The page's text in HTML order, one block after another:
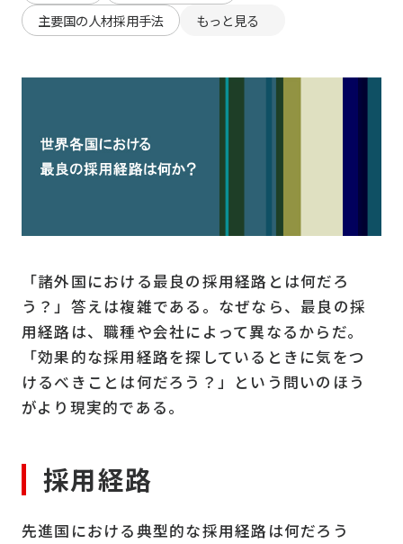
主要国の人材採用手法
もっと見る
「諸外国における最良の採用経路とは何だろ
う？」答えは複雑である。なぜなら、最良の採
用経路は、職種や会社によって異なるからだ。
「効果的な採用経路を探しているときに気をつ
けるべきことは何だろう？」という問いのほう
がより現実的である。
採用経路
先進国における典型的な採用経路は何だろう